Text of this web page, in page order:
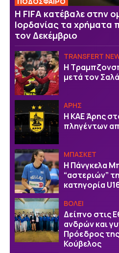
Η FIFA κατέβαλε στην
Ιορδανίας τα χρήματα
τον Δεκέμβριο
TRANSFERT
Η
μετά τον
ΑΡΗΣ
Η ΚΑΕ Άρης
πληγέντων
ΜΠΑΣΚΕΤ
H Πάνγκελα
“αστεριών”
κατηγορία
ΒOΛΕΙ
Δείπνο στις
ανδρών και
Πρόεδρος
Κούβελος